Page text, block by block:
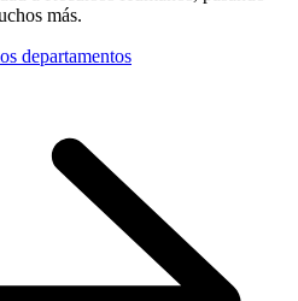
más.
departamentos